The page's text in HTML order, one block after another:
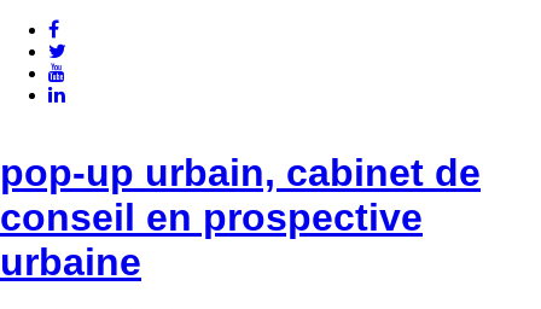
pop-up urbain, cabinet de
conseil en prospective
urbaine